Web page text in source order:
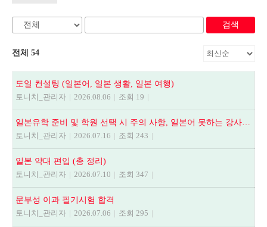
검색
전체 54
도일 컨설팅 (일본어, 일본 생활, 일본 여행)
토니치_관리자 | 2026.08.06 | 조회 19 |
토니치_관리자 | 2026.07.16 | 조회 243 |
일본 약대 편입 (총 정리)
토니치_관리자 | 2026.07.10 | 조회 347 |
문부성 이과 필기시험 합격
토니치_관리자 | 2026.07.06 | 조회 295 |